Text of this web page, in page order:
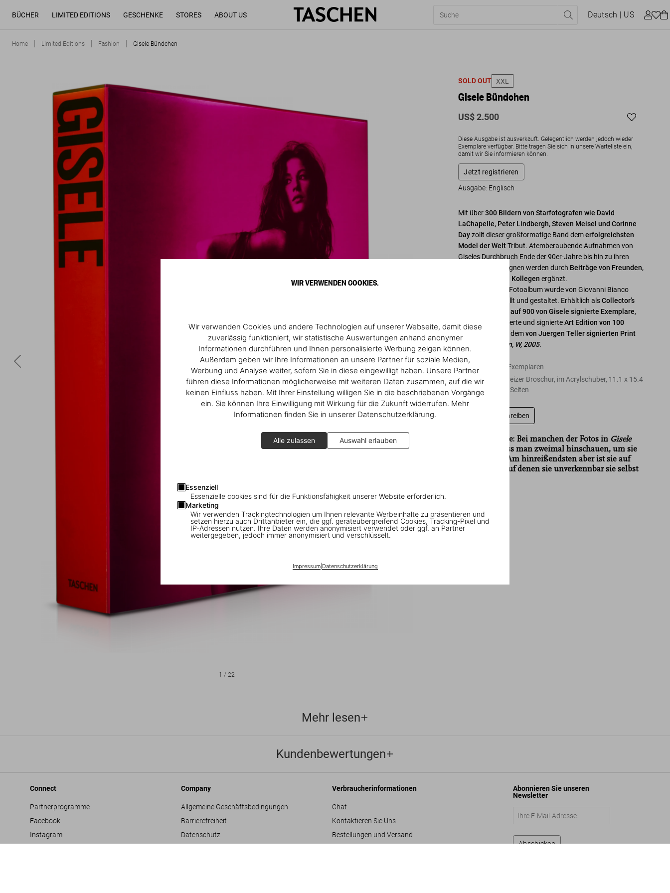
WIR VERWENDEN COOKIES.
Wir verwenden Cookies und andere Technologien auf unserer Webseite, damit diese
zuverlässig funktioniert, wir statistische Auswertungen anhand anonymer
Informationen durchführen und Ihnen personalisierte Werbung zeigen können.
Außerdem geben wir Ihre Informationen an unsere Partner für soziale Medien,
Werbung und Analyse weiter, sofern Sie in diese eingewilligt haben. Unsere Partner
führen diese Informationen möglicherweise mit weiteren Daten zusammen, auf die wir
keinen Einfluss haben. Mit Ihrer Einstellung willigen Sie in die beschriebenen Vorgänge
ein. Sie können Ihre Einwilligung mit Wirkung für die Zukunft widerrufen. Mehr
Informationen finden Sie in unserer Datenschutzerklärung.
Alle zulassen Auswahl erlauben
Essenziell
Essenzielle cookies sind für die Funktionsfähigkeit unserer Website erforderlich.
Marketing
Wir verwenden Trackingtechnologien um Ihnen relevante Werbeinhalte zu präsentieren und
setzen hierzu auch Drittanbieter ein, die ggf. geräteübergreifend Cookies, Tracking-Pixel und
IP-Adressen nutzen. Ihre Daten werden anonymisiert verwendet oder ggf. an Partner
weitergegeben, jedoch immer anonymisiert und verschlüsselt.
Impressum| Datenschutzerklärung
BÜCHER LIMITED EDITIONS GESCHENKE STORES ABOUT US Deutsch | US
Home Limited Editions Fashion Gisele Bündchen
1 / 22
SOLD OUT XXL
Gisele Bündchen
US$ 2.500
Diese Ausgabe ist ausverkauft. Gelegentlich werden jedoch wieder
Exemplare verfügbar. Bitte tragen Sie sich in unsere Warteliste ein,
damit wir Sie informieren können.
Jetzt registrieren
Ausgabe: Englisch
Mit über300 Bildern von Starfotografen wie David
LaChapelle, Peter Lindbergh, Steven Meisel und Corinne
Dayzollt dieser großformatige Band demerfolgreichsten
Model der WeltTribut. Atemberaubende Aufnahmen von
Giseles Durchbruch Ende der 90er-Jahre bis hin zu ihren
jüngsten Kampagnen werden durch Beiträge von Freunden,
Verwandten und Kollegen ergänzt.
Dieses luxuriöse Fotoalbum wurde von Giovanni Bianco
zusammengestellt und gestaltet. Erhältlich alsCollector’s
Edition, limitiert auf 900 von Gisele signierte Exemplare,
und als nummerierte und signierteArt Edition von 100
, mit demvon Juergen Teller signierten Print
Gisele Bündchen, W, 2005.
Edition von 900 Exemplaren
Hardcover, Schweizer Broschur, im Acrylschuber, 11.1 x 15.4
in.,21.18 lb Seiten
Bewertung schreiben
„Eine wie keine: Bei manchen der Fotos in Gisele
muss man zweimal hinschauen, um sie
zu erkennen. Am hinreißendsten aber ist sie auf
den Bildern, auf denen sie unverkennbar sie selbst
Mehr lesen
Kundenbewertungen
Connect
Partnerprogramme
Facebook
Instagram
Company
Allgemeine Geschäftsbedingungen
Barrierefreiheit
Datenschutz
Verbraucherinformationen
Chat
Kontaktieren Sie Uns
Bestellungen und Versand
Abonnieren Sie unseren
Newsletter
Abschicken